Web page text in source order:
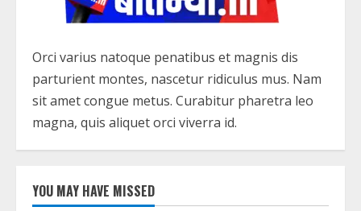
Orci varius natoque penatibus et magnis dis
parturient montes, nascetur ridiculus mus. Nam
sit amet congue metus. Curabitur pharetra leo
magna, quis aliquet orci viverra id.
YOU MAY HAVE MISSED